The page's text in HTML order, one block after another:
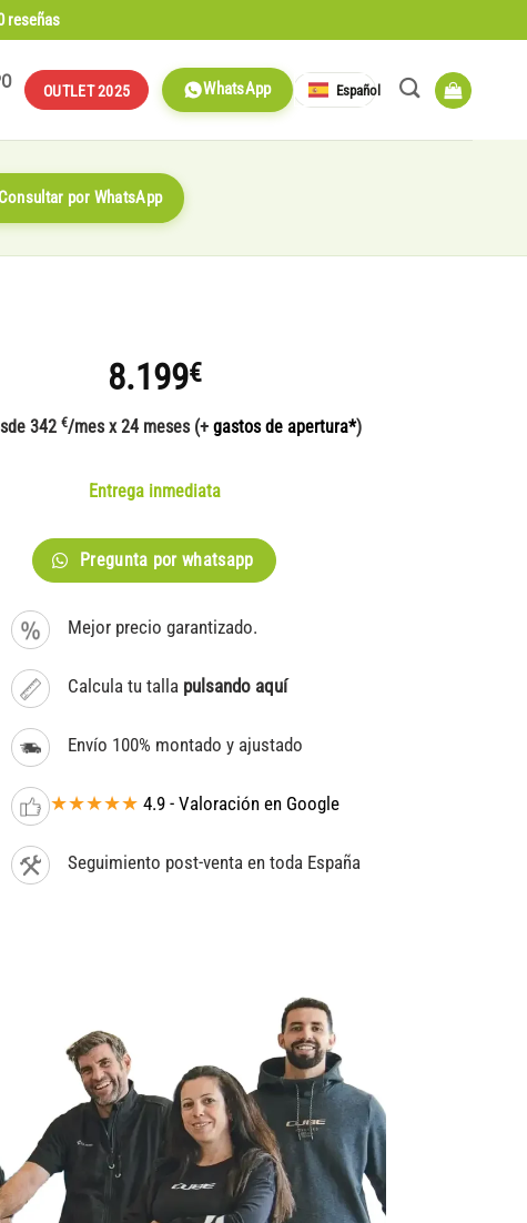
reseñas
OUTLET 2025 WhatsApp Español
Consultar por WhatsApp
8.199€
342 €/mes x 24 meses (+ gastos de apertura*)
Entrega inmediata
Pregunta por whatsapp
Mejor precio garantizado.
Calcula tu talla pulsando aquí
Envío 100% montado y ajustado
★★★★★ 4.9 - Valoración en Google
Seguimiento post-venta en toda España